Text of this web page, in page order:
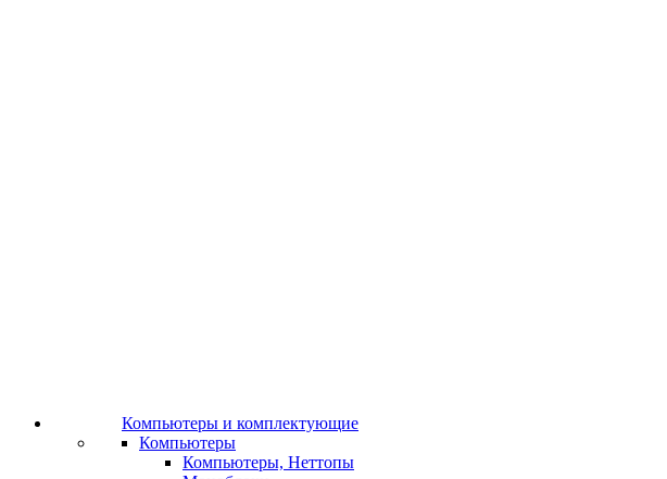
Компьютеры и комплектующие
Компьютеры
Компьютеры, Неттопы